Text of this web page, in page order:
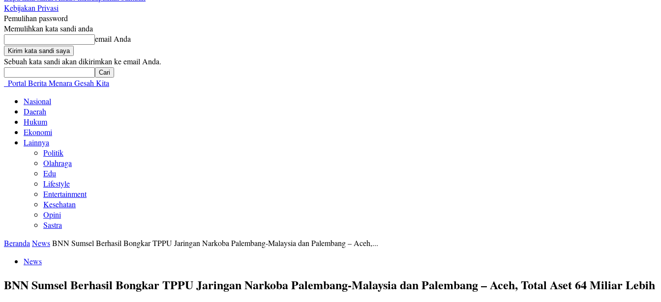
Kebijakan Privasi
Pemulihan password
Memulihkan kata sandi anda
email Anda
Sebuah kata sandi akan dikirimkan ke email Anda.
Portal Berita Menara Gesah Kita
Nasional
Daerah
Hukum
Ekonomi
Lainnya
Politik
Olahraga
Edu
Lifestyle
Entertainment
Kesehatan
Opini
Sastra
Beranda NewsBNN Sumsel Berhasil Bongkar TPPU Jaringan Narkoba Palembang-Malaysia dan Palembang – Aceh,...
News
BNN Sumsel Berhasil Bongkar TPPU Jaringan Narkoba Palembang-Malaysia dan Palembang – Aceh, Total Aset 64 Miliar Lebih